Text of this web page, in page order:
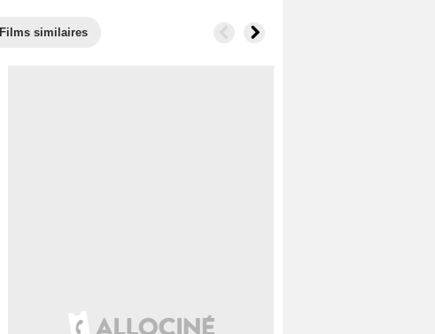
Films similaires